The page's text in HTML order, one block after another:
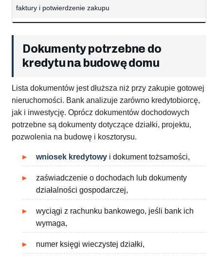
faktury i potwierdzenie zakupu
Dokumenty potrzebne do
kredytu na budowę domu
Lista dokumentów jest dłuższa niż przy zakupie gotowej
nieruchomości. Bank analizuje zarówno kredytobiorcę,
jak i inwestycję. Oprócz dokumentów dochodowych
potrzebne są dokumenty dotyczące działki, projektu,
pozwolenia na budowę i kosztorysu.
wniosek kredytowy i dokument tożsamości,
zaświadczenie o dochodach lub dokumenty
działalności gospodarczej,
wyciągi z rachunku bankowego, jeśli bank ich
wymaga,
numer księgi wieczystej działki,